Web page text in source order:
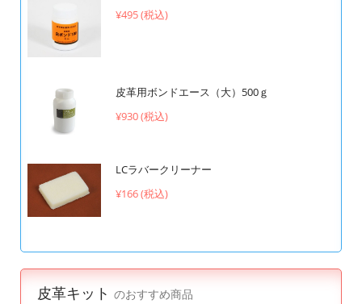
¥495 (税込)
皮革用ボンドエース（大）500ｇ
¥930 (税込)
LCラバークリーナー
¥166 (税込)
皮革キット のおすすめ商品